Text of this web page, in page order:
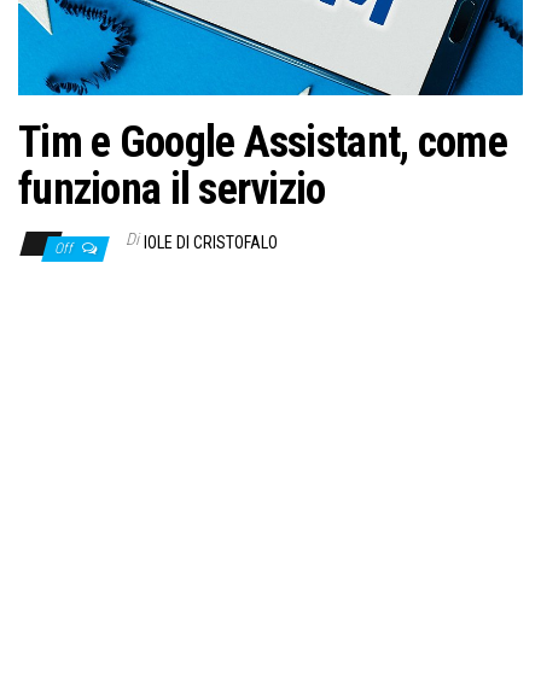
Tim e Google Assistant, come
funziona il servizio
Off Di IOLE DI CRISTOFALO